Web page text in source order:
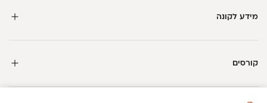
מידע לקונה
קורסים